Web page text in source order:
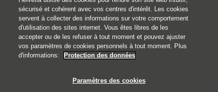
©2026 Helvetia Assurances . 25 quai Lamandé 76600 Le Havre
02 32 92 92 92
Impressum
Informations juridiques
Données personnelles
sécurisé et cohérent avec vos centres d'intérêt. Les cookies
servent à collecter des informations sur votre comportement
d'utilisation des sites internet. Vous êtes libres de les
accepter ou de les refuser à tout moment et pouvez ajuster
vos paramètres de cookies personnels à tout moment. Plus
d'informations:
Protection des données
Paramètres des cookies